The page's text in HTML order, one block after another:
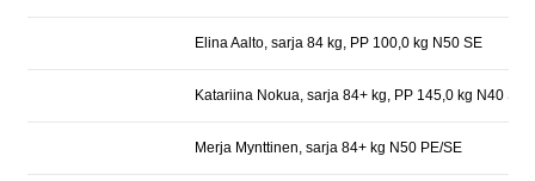
Elina Aalto, sarja 84 kg, PP 100,0 kg N50 SE
Katariina Nokua, sarja 84+ kg, PP 145,0 kg N40 SE
Merja Mynttinen, sarja 84+ kg N50 PE/SE